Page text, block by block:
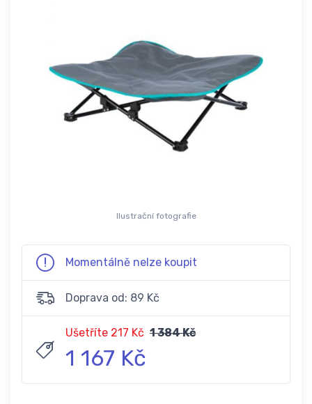
Ilustrační fotografie
Momentálně nelze koupit
Doprava od: 89 Kč
Ušetříte 217 Kč 1 384 Kč
1 167 Kč